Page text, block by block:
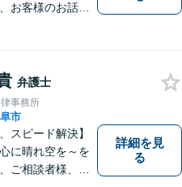
お客様のお話を
けています。
弁護士
事務所
市
スピード解決】
に晴れ空を～を
ご相談者様、依
詳細を見
る